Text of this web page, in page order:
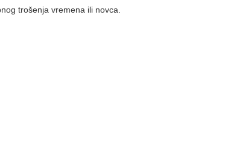
trošenja vremena ili novca.